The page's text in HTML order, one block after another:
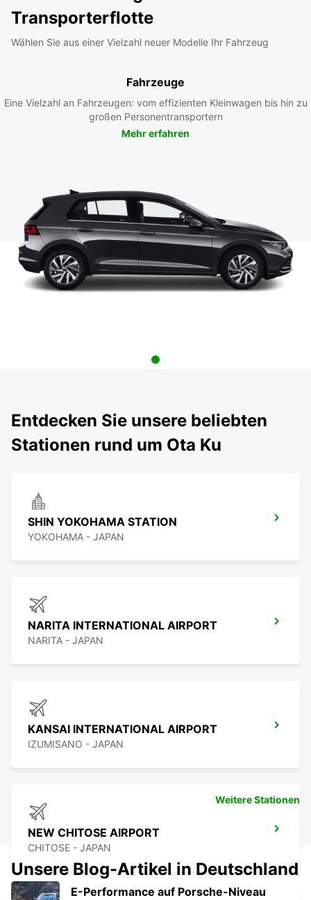
Transporterflotte
Wählen Sie aus einer Vielzahl neuer Modelle Ihr Fahrzeug
Fahrzeuge
Eine Vielzahl an Fahrzeugen: vom effizienten Kleinwagen bis hin zu
großen Personentransportern
Mehr erfahren
Entdecken Sie unsere beliebten
Stationen rund um Ota Ku
SHIN YOKOHAMA STATION
YOKOHAMA - JAPAN
NARITA INTERNATIONAL AIRPORT
NARITA - JAPAN
KANSAI INTERNATIONAL AIRPORT
IZUMISANO - JAPAN
NEW CHITOSE AIRPORT
CHITOSE - JAPAN
Weitere Stationen
Unsere Blog-Artikel in Deutschland
E-Performance auf Porsche-Niveau